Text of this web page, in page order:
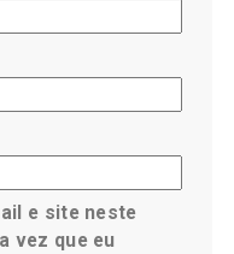
e site neste
vez que eu